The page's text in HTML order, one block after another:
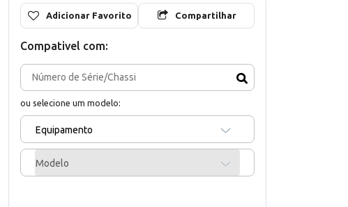
Adicionar Favorito Compartilhar
Compativel com:
ou selecione um modelo:
Equipamento
Modelo